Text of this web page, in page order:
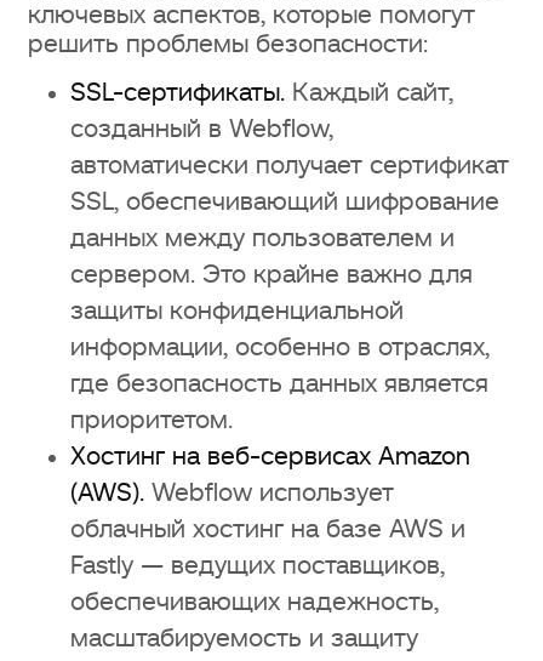
ключевых аспектов, которые помогут
решить проблемы безопасности:
SSL-сертификаты. Каждый сайт,
созданный в Webflow,
автоматически получает сертификат
SSL, обеспечивающий шифрование
данных между пользователем и
сервером. Это крайне важно для
защиты конфиденциальной
информации, особенно в отраслях,
где безопасность данных является
приоритетом.
Хостинг на веб-сервисах Amazon
(AWS). Webflow использует
облачный хостинг на базе AWS и
Fastly — ведущих поставщиков,
обеспечивающих надежность,
масштабируемость и защиту